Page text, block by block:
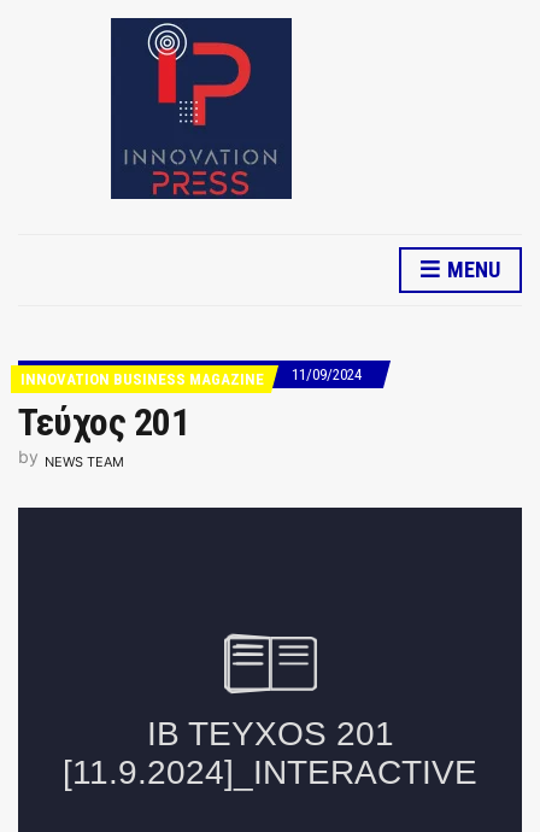
MENU
INNOVATION BUSINESS MAGAZINE 11/09/2024
Τεύχος 201
by NEWS TEAM